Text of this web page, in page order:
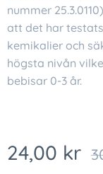
nummer
att det har
kemikalier och
högsta nivån
bebisar 0-3 år.
24,00 kr